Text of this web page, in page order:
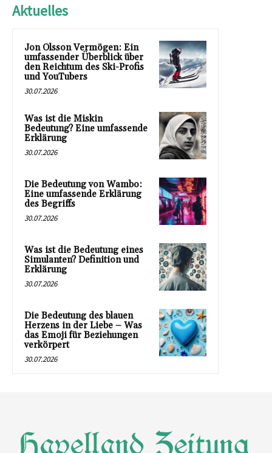
Aktuelles
Jon Olsson Vermögen: Ein
umfassender Überblick über
den Reichtum des Ski-Profis
und YouTubers
30.07.2026
Was ist die Miskin
Bedeutung? Eine umfassende
Erklärung
30.07.2026
Die Bedeutung von Wambo:
Eine umfassende Erklärung
des Begriffs
30.07.2026
Was ist die Bedeutung eines
Simulanten? Definition und
Erklärung
30.07.2026
Die Bedeutung des blauen
Herzens in der Liebe – Was
das Emoji für Beziehungen
verkörpert
30.07.2026